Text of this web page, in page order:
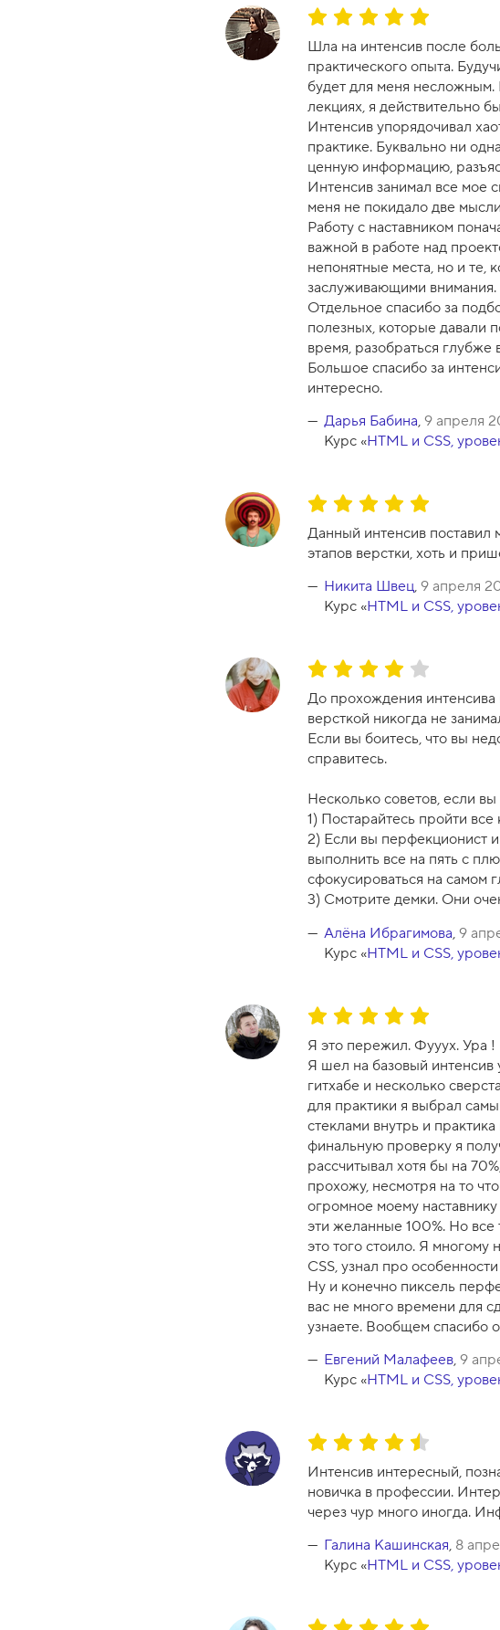
с
а
-
1
0
О
е
н
к
а
к
у
р
с
а
-
1
0
Шла на интенсив после
практического опыта.
будет для меня несложным.
лекциях, я действительно
Интенсив упорядочивал
практике. Буквально ни
ценную информацию,
Интенсив занимал все мое
меня не покидало две
Работу с наставником
важной в работе над
непонятные места, но и те,
заслуживающими внимания.
Отдельное спасибо за
полезных, которые давали
время, разобраться глубже
Большое спасибо за
интересно.
Дарья Бабина, 9 апреля
Курс «HTML и CSS,
О
е
н
к
р
с
а
-
1
0
Данный интенсив поставил
этапов верстки, хоть и
Никита Швец, 9 апреля
Курс «HTML и CSS,
О
ц
е
н
к
а
к
у
р
с
а
-
8
До прохождения интенсива
версткой никогда не
Если вы боитесь, что вы
справитесь.
Несколько советов, если
1) Постарайтесь пройти
2) Если вы перфекционист и
выполнить все на пять с
сфокусироваться на самом
3) Смотрите демки. Они
Алёна Ибрагимова, 9
Курс «HTML и CSS,
О
е
н
к
а
к
у
р
с
а
-
1
0
Я это пережил. Фууух. Ура !
Я шел на базовый
гитхабе и несколько
для практики я выбрал
стеклами внутрь и
финальную проверку я
рассчитывал хотя бы на
прохожу, несмотря на то
огромное моему
эти желанные 100%. Но все
это того стоило. Я многому
CSS, узнал про
Ну и конечно пиксель
вас не много времени для
узнаете. Вообщем спасибо
Евгений Малафеев, 9
Курс «HTML и CSS,
О
е
н
к
а
с
Интенсив интересный,
новичка в профессии.
через чур много иногда.
Галина Кашинская, 8
Курс «HTML и CSS,